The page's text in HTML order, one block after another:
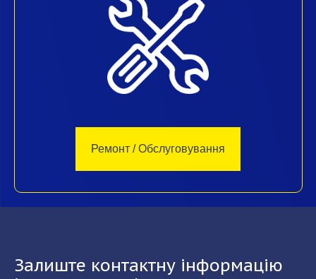
Ремонт / Обслуговування
Залиште контактну інформацію